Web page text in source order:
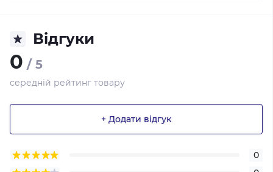
Відгуки
0 / 5
середній рейтинг товару
+ Додати відгук
0